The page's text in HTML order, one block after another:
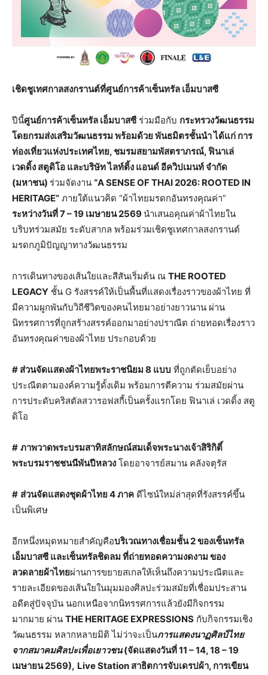
เชิดชูเทศกาลสงกรานต์ที่ศูนย์การค้าเซ็นทรัล เอ็มบาสซี
ปีนี้ศูนย์การค้าเซ็นทรัล เอ็มบาสซีร่วมมือกับ กระทรวงวัฒนธรรม
โดยกรมส่งเสริมวัฒนธรรม พร้อมด้วย พันธมิตรชั้นนำ ได้แก่ การ
ท่องเที่ยวแห่งประเทศไทย, ชมรมสยามพัสตราภรณ์,ฟินาเล่
เวดดิ้ง สตูดิโอ และบริษัท ไลท์ติ้ง แอนด์ อีควิปเมนท์ จำกัด
(มหาชน) ร่วมจัดงาน “A SENSE OF THAI 2026: ROOTED IN
HERITAGE” ภายใต้แนวคิด “ผ้าไทยมรดกอันทรงคุณค่า”
ระหว่างวันที่7 – 19 เมษายน2569นำเสนอคุณค่าผ้าไทยใน
บริบทร่วมสมัย ระดับสากล พร้อมร่วมเชิดชูเทศกาลสงกรานต์
มรดกภูมิปัญญาทางวัฒนธรรม
การเดินทางของเส้นใยและสีสันเริ่มต้น ณ THE ROOTED
LEGACY ชั้น G รังสรรค์ให้เป็นพื้นที่แสดงเรื่องราวของผ้าไทย ที่
มีความผูกพันกับวิถีชีวิตของคนไทยมาอย่างยาวนาน ผ่าน
นิทรรศการที่ถูกสร้างสรรค์ออกมาอย่างปราณีต ถ่ายทอดเรื่องราว
อันทรงคุณค่าของผ้าไทย ประกอบด้วย
# ส่วนจัดแสดงผ้าไทยพระราชนิยม 8 แบบ ที่ถูกตัดเย็บอย่าง
ประณีตตามองค์ความรู้ดั้งเดิม พร้อมการตีความ ร่วมสมัยผ่าน
การประดับคริสตัลสวารอฟสกี้เป็นครั้งแรกโดย ฟินาเล่ เวดดิ้ง สตู
ดิโอ
# ภาพวาดพระบรมสาทิสลักษณ์สมเด็จพระนางเจ้าสิริกิติ์
พระบรมราชชนนีพันปีหลวง โดยอาจารย์สมาน คลังจตุรัส
# ส่วนจัดแสดงชุดผ้าไทย4ภาค ดีไซน์ใหม่ล่าสุดที่รังสรรค์ขึ้น
เป็นพิเศษ
อีกหนึ่งหมุดหมายสำคัญคือบริเวณทางเชื่อมชั้น 2 ของเซ็นทรัล
เอ็มบาสซี และเซ็นทรัลชิดลม ที่ถ่ายทอดความงดงาม ของ
ลวดลายผ้าไทยผ่านการขยายสเกลให้เห็นถึงความประณีตและ
รายละเอียดของเส้นใยในมุมมองศิลปะร่วมสมัยที่เชื่อมประสาน
อดีตสู่ปัจจุบัน นอกเหนือจากนิทรรศการแล้วยังมีกิจกรรม
มากมาย ผ่าน THE HERITAGE EXPRESSIONS กับกิจกรรมเชิง
วัฒนธรรม หลากหลายมิติ ไม่ว่าจะเป็นการแสดงนาฏศิลป์ไทย
จากสมาคมศิลปะเพื่อเยาวชน(จัดแสดงวันที่ 11 – 14, 18 – 19
เมษายน 2569), Live Station สาธิตการจับเดรปผ้า, การเขียน